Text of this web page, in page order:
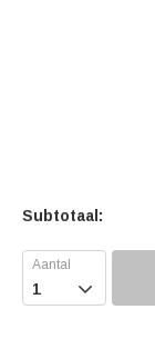
Subtotaal:
